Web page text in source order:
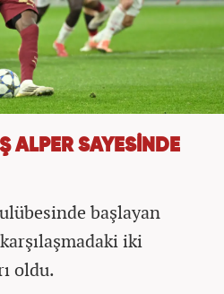
ALPER SAYESİNDE
başlayan
iki
oldu.